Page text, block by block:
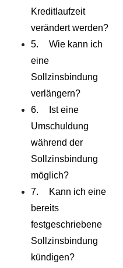
Kreditlaufzeit
verändert werden?
Wie kann ich
eine
Sollzinsbindung
verlängern?
Ist eine
Umschuldung
während der
Sollzinsbindung
möglich?
Kann ich eine
bereits
festgeschriebene
Sollzinsbindung
kündigen?